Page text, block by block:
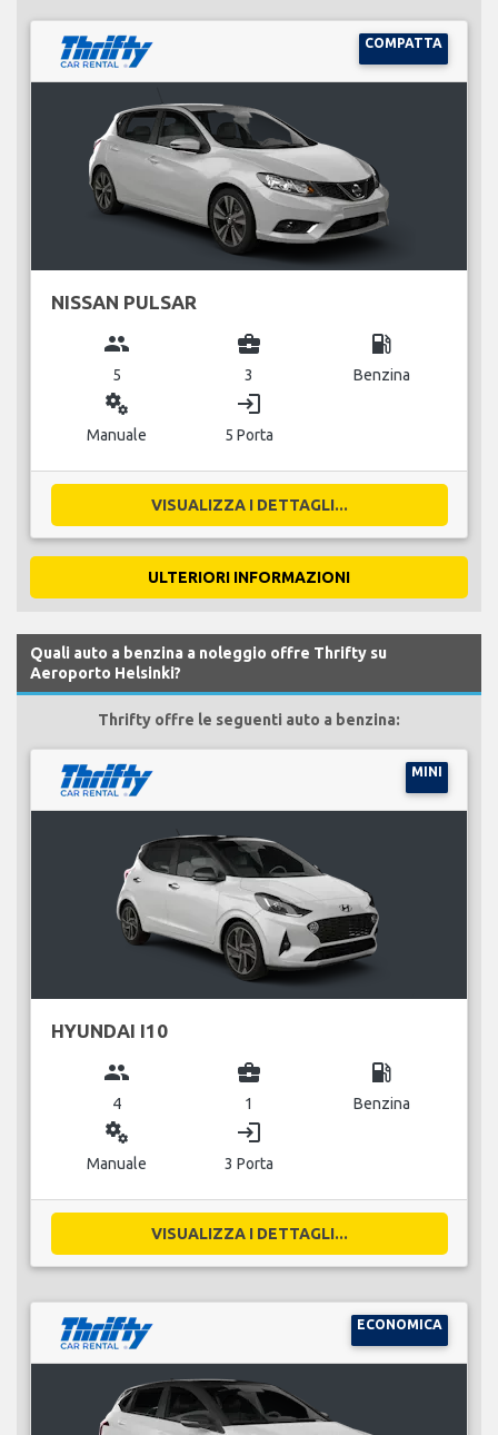
COMPATTA
NISSAN PULSAR
group
5
business_center
3
local_gas_station
Benzina
miscellaneous_services
Manuale
login
5 Porta
VISUALIZZA I DETTAGLI...
ULTERIORI INFORMAZIONI
Quali auto a benzina a noleggio offre Thrifty su
Aeroporto Helsinki?
Thrifty offre le seguenti auto a benzina:
MINI
HYUNDAI I10
group
4
business_center
1
local_gas_station
Benzina
miscellaneous_services
Manuale
login
3 Porta
VISUALIZZA I DETTAGLI...
ECONOMICA